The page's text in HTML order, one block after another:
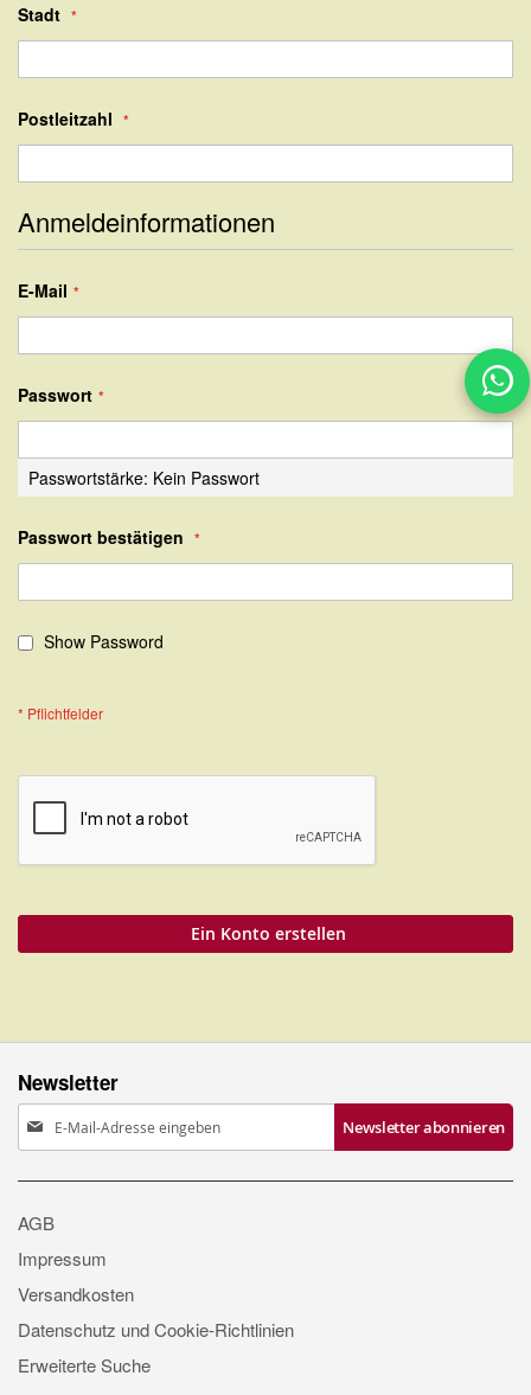
Stadt
Postleitzahl
Anmeldeinformationen
E-Mail
Passwort
Passwortstärke: Kein Passwort
Passwort bestätigen
Show Password
Ein Konto erstellen
Newsletter
Anmeldung
zum
Newsletter:
Newsletter abonnieren
AGB
Impressum
Versandkosten
Datenschutz und Cookie-Richtlinien
Erweiterte Suche